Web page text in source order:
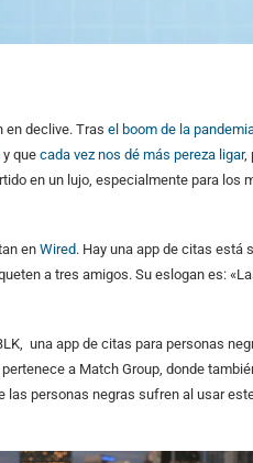
en declive. Tras el boom de la
y que cada vez nos dé más pereza ligar,
en un lujo, especialmente para los
en Wired. Hay una app de citas está
a tres amigos. Su eslogan es:
una app de citas para personas
a Match Group, donde
las personas negras sufren al usar